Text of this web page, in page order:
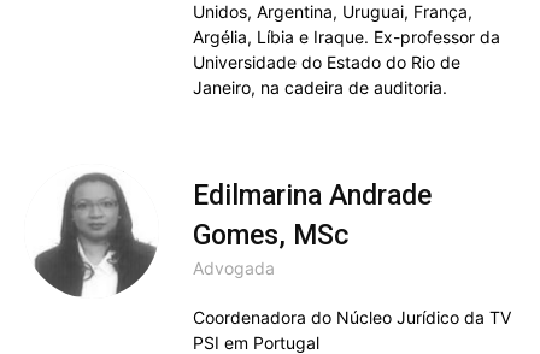
Unidos, Argentina, Uruguai, França,
Argélia, Líbia e Iraque. Ex-professor da
Universidade do Estado do Rio de
Janeiro, na cadeira de auditoria.
Edilmarina Andrade
Gomes, MSc
Advogada
Coordenadora do Núcleo Jurídico da TV
PSI em Portugal